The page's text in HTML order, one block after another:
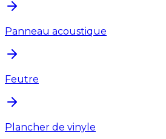
Panneau acoustique
Feutre
Plancher de vinyle